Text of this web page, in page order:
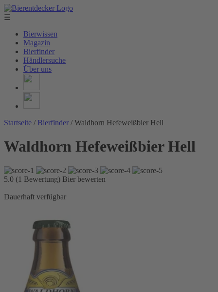
☰
Bierwissen
Magazin
Bierfinder
Händlersuche
Über uns
Startseite / Bierfinder / Waldhorn Hefeweißbier Hell
Waldhorn Hefeweißbier Hell
5.0 (1 Bewertung) Bier bewerten
Dauerhaft verfügbar